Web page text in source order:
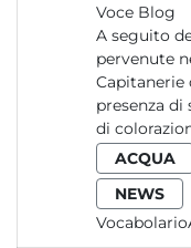
Voce Blog
A seguito
pervenute
presenza
di
ACQUA
NEWS